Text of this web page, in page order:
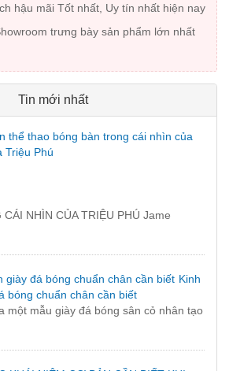
hậu mãi Tốt nhất, Uy tín nhất hiện nay
trưng bày sản phẩm lớn nhất
Tin mới nhất
thể thao bóng bàn trong cái nhìn của
Triệu Phú
CÁI NHÌN CỦA TRIỆU PHÚ Jame
Kinh
bóng chuẩn chân cần biết
một mẫu giày đá bóng sân cỏ nhân tạo